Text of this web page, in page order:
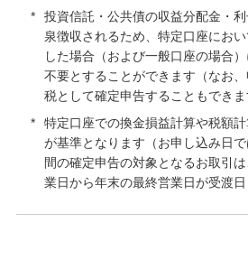
*
投資信託・公共債の収益分配金・
泉徴収されるため、特定口座にお
した場合（および一般口座の場合
不要とすることができます（なお
税として確定申告することもできま
*
特定口座での換金損益計算や税額
が基準となります（お申し込み日
間の確定申告の対象となるお取引
業日から年末の最終営業日が受渡日